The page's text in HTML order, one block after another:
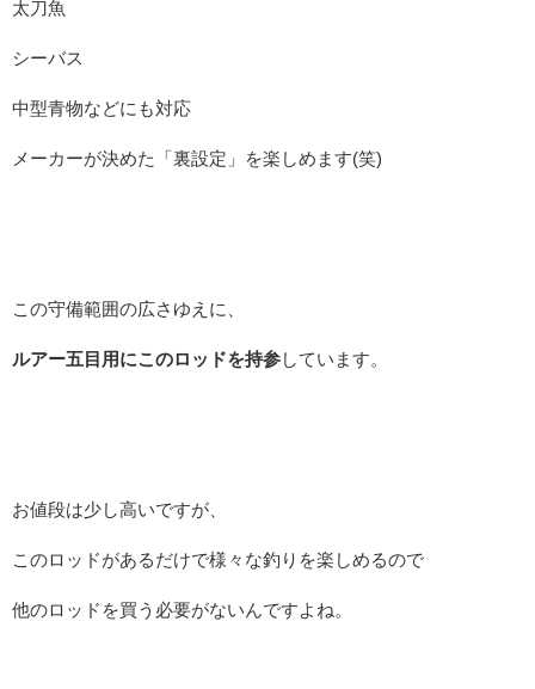
太刀魚
シーバス
中型青物などにも対応
メーカーが決めた「裏設定」を楽しめます(笑)
この守備範囲の広さゆえに、
ルアー五目用にこのロッドを持参しています。
お値段は少し高いですが、
このロッドがあるだけで様々な釣りを楽しめるので
他のロッドを買う必要がないんですよね。